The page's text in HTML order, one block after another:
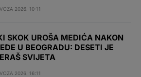
2026. 10:11
SKOK UROŠA MEDIĆA NAKON
U BEOGRADU: DESETI JE
SVIJETA
2026. 16:11